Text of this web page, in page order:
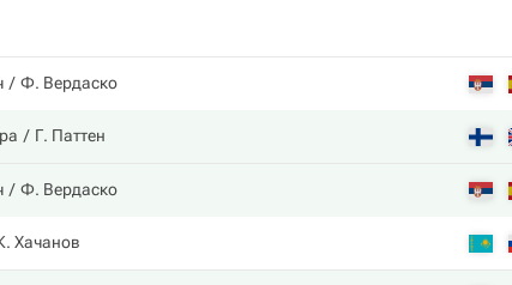
Ф. Вердаско
Г. Паттен
Ф. Вердаско
Хачанов